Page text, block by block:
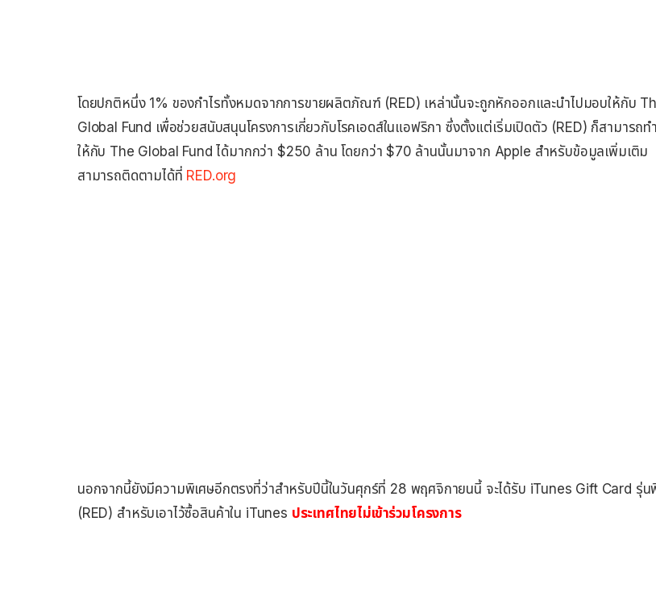
โดยปกติหนึ่ง 1% ของกำไรทั้งหมดจากการขายผลิตภัณฑ์ (RED) เหล่านั้นจะถูกหักออกและนำไปมอบให้กับ
Global Fund เพื่อช่วยสนับสนุนโครงการเกี่ยวกับโรคเอดส์ในแอฟริกา ซึ่งตั้งแต่เริ่มเปิดตัว (RED) ก็สามารถท
ให้กับ The Global Fund ได้มากกว่า $250 ล้าน โดยกว่า $70 ล้านนั้นมาจาก Apple สำหรับข้อมูลเพิ่มเติม
สามารถติดตามได้ที่ RED.org
นอกจากนี้ยังมีความพิเศษอีกตรงที่ว่าสำหรับปีนี้ในวันศุกร์ที่ 28 พฤศจิกายนนี้ จะได้รับ iTunes Gift Card รุ่น
(RED) สำหรับเอาไว้ซื้อสินค้าใน iTunes ประเทศไทยไม่เข้าร่วมโครงการ